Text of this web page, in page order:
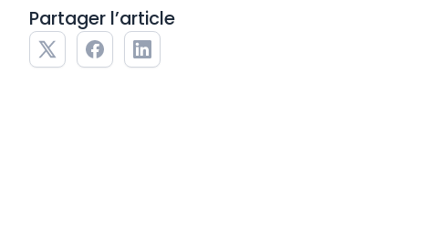
Partager l’article